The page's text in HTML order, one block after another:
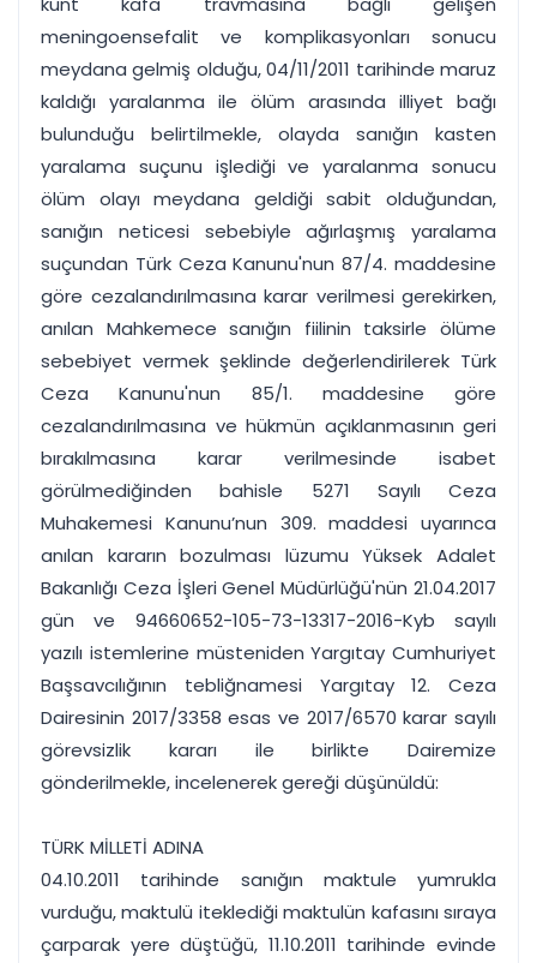
meningoensefalit ve komplikasyonları sonucu
meydana gelmiş olduğu, 04/11/2011 tarihinde maruz
kaldığı yaralanma ile ölüm arasında illiyet bağı
bulunduğu belirtilmekle, olayda sanığın kasten
yaralama suçunu işlediği ve yaralanma sonucu
ölüm olayı meydana geldiği sabit olduğundan,
sanığın neticesi sebebiyle ağırlaşmış yaralama
suçundan Türk Ceza Kanunu'nun 87/4. maddesine
göre cezalandırılmasına karar verilmesi gerekirken,
anılan Mahkemece sanığın fiilinin taksirle ölüme
sebebiyet vermek şeklinde değerlendirilerek Türk
Ceza Kanunu'nun 85/1. maddesine göre
cezalandırılmasına ve hükmün açıklanmasının geri
bırakılmasına karar verilmesinde isabet
görülmediğinden bahisle 5271 Sayılı Ceza
Muhakemesi Kanunu’nun 309. maddesi uyarınca
anılan kararın bozulması lüzumu Yüksek Adalet
Bakanlığı Ceza İşleri Genel Müdürlüğü'nün 21.04.2017
gün ve 94660652-105-73-13317-2016-Kyb sayılı
yazılı istemlerine müsteniden Yargıtay Cumhuriyet
Başsavcılığının tebliğnamesi Yargıtay 12. Ceza
Dairesinin 2017/3358 esas ve 2017/6570 karar sayılı
görevsizlik kararı ile birlikte Dairemize
gönderilmekle, incelenerek gereği düşünüldü:
TÜRK MİLLETİ ADINA
04.10.2011 tarihinde sanığın maktule yumrukla
vurduğu, maktulü iteklediği maktulün kafasını sıraya
çarparak yere düştüğü, 11.10.2011 tarihinde evinde